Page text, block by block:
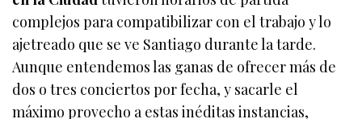
complejos para compatibilizar con el trabajo y lo
ajetreado que se ve Santiago durante la tarde.
Aunque entendemos las ganas de ofrecer más de
dos o tres conciertos por fecha, y sacarle el
máximo provecho a estas inéditas instancias,